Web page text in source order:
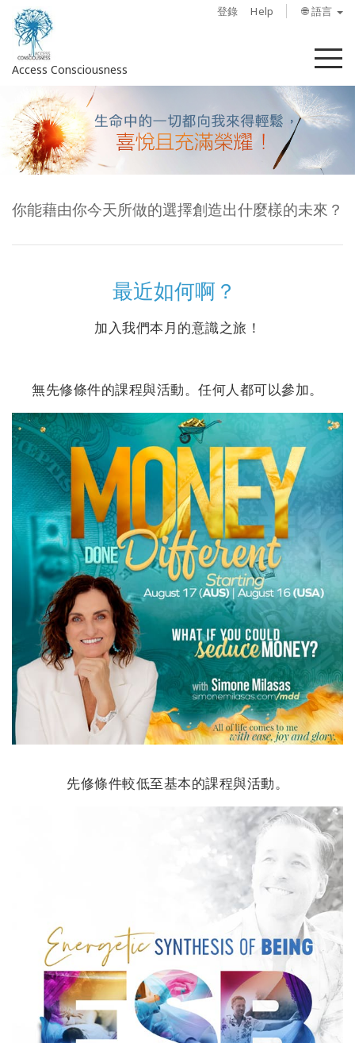
登錄 Help 🌐 語言
Access Consciousness
菜
登
錄
您
的
戶
關
課
程
導
師
Shop
More
聯
搜
索
你能藉由你今天所做的選擇創造出什麼樣的未來？
最近如何啊？
加入我們本月的意識之旅！
無先修條件的課程與活動。任何人都可以參加。
先修條件較低至基本的課程與活動。